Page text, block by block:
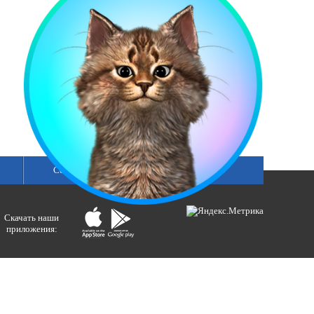
смотреть все
Сетка вещания
Скачать наши
приложения: